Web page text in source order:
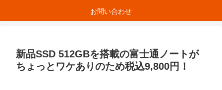
お問い合わせ
新品SSD 512GBを搭載の富士通ノートが
ちょっとワケありのため税込9,800円！